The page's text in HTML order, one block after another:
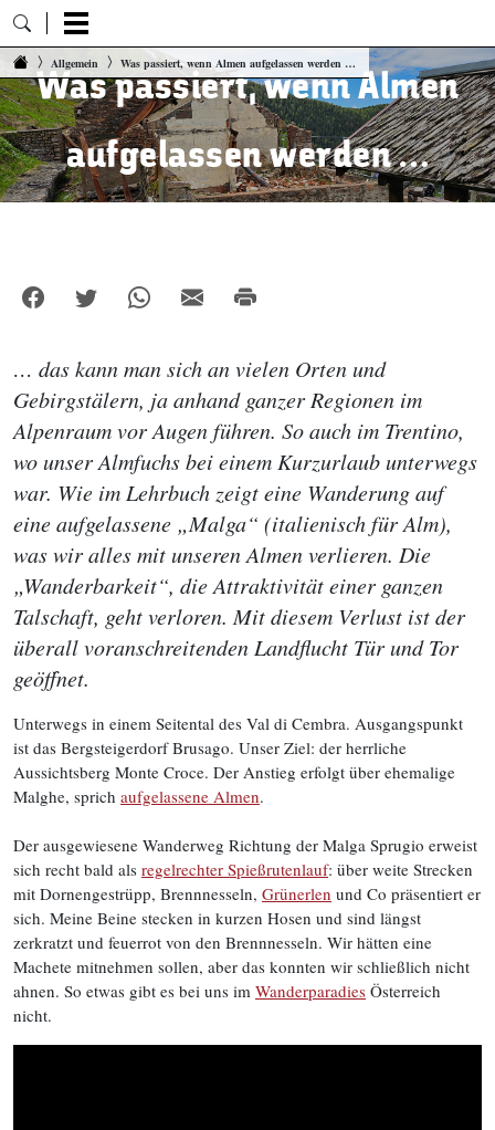
Zum Inhalt springen
Allgemein Was passiert, wenn Almen aufgelassen werden …
Was passiert, wenn Almen
aufgelassen werden …
… das kann man sich an vielen Orten und
Gebirgstälern, ja anhand ganzer Regionen im
Alpenraum vor Augen führen. So auch im Trentino,
wo unser Almfuchs bei einem Kurzurlaub unterwegs
war. Wie im Lehrbuch zeigt eine Wanderung auf
eine aufgelassene „Malga“ (italienisch für Alm),
was wir alles mit unseren Almen verlieren. Die
„Wanderbarkeit“, die Attraktivität einer ganzen
Talschaft, geht verloren. Mit diesem Verlust ist der
überall voranschreitenden Landflucht Tür und Tor
geöffnet.
Unterwegs in einem Seitental des Val di Cembra. Ausgangspunkt
ist das Bergsteigerdorf Brusago. Unser Ziel: der herrliche
Aussichtsberg Monte Croce. Der Anstieg erfolgt über ehemalige
Malghe, sprich aufgelassene Almen.
Der ausgewiesene Wanderweg Richtung der Malga Sprugio erweist
sich recht bald als regelrechter Spießrutenlauf: über weite Strecken
mit Dornengestrüpp, Brennnesseln, Grünerlen und Co präsentiert er
sich. Meine Beine stecken in kurzen Hosen und sind längst
zerkratzt und feuerrot von den Brennnesseln. Wir hätten eine
Machete mitnehmen sollen, aber das konnten wir schließlich nicht
ahnen. So etwas gibt es bei uns im Wanderparadies Österreich
nicht.